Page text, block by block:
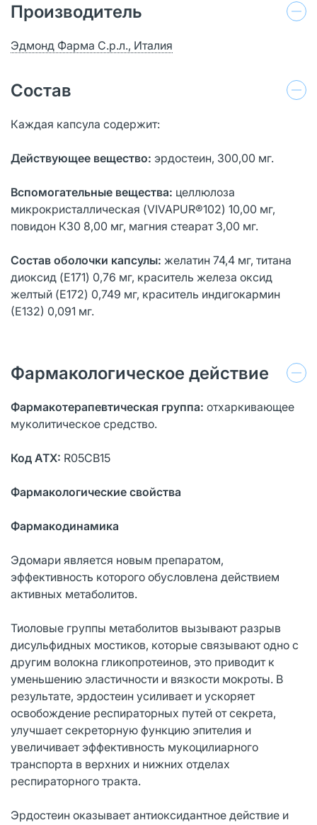
Производитель
Эдмонд Фарма С.р.л., Италия
Состав
Каждая капсула содержит:
Действующее вещество: эрдостеин, 300,00 мг.
Вспомогательные вещества: целлюлоза
микрокристаллическая (VIVAPUR®102) 10,00 мг,
повидон К30 8,00 мг, магния стеарат 3,00 мг.
Состав оболочки капсулы: желатин 74,4 мг, титана
диоксид (E171) 0,76 мг, краситель железа оксид
желтый (E172) 0,749 мг, краситель индигокармин
(Е132) 0,091 мг.
Фармакологическое действие
Фармакотерапевтическая группа: отхаркивающее
муколитическое средство.
Код АТХ: R05CB15
Фармакологические свойства
Фармакодинамика
Эдомари является новым препаратом,
эффективность которого обусловлена действием
активных метаболитов.
Тиоловые группы метаболитов вызывают разрыв
дисульфидных мостиков, которые связывают одно с
другим волокна гликопротеинов, это приводит к
уменьшению эластичности и вязкости мокроты. В
результате, эрдостеин усиливает и ускоряет
освобождение респираторных путей от секрета,
улучшает секреторную функцию эпителия и
увеличивает эффективность мукоцилиарного
транспорта в верхних и нижних отделах
респираторного тракта.
Эрдостеин оказывает антиоксидантное действие и